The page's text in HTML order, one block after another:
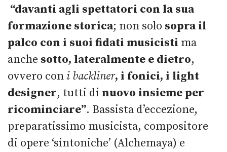
“davanti agli spettatori con la sua
formazione storica; non solo sopra il
palco con i suoi fidati musicisti ma
anche sotto, lateralmente e dietro,
ovvero con i backliner, i fonici, i light
designer, tutti di nuovo insieme per
ricominciare”. Bassista d’eccezione,
preparatissimo musicista, compositore
di opere ‘sintoniche’ (Alchemaya) e